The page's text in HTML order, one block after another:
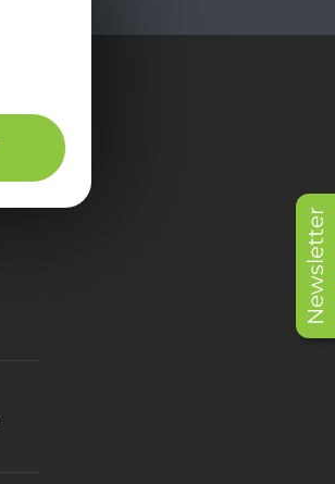
Newsletter